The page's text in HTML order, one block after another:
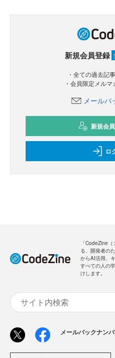
新規会員登録
・全ての過去記
・会員限定メル
メールバ
新規会
ロ
「CodeZine
る、開発者の
からAI活用、
すべての人の
けします。
メールバックナン